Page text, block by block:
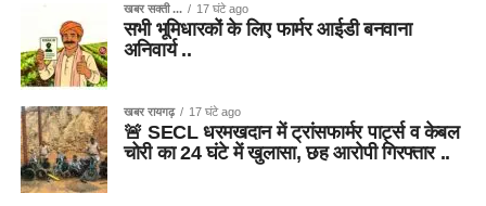
खबर सक्ती ... 17 घंटे ago
सभी भूमिधारकों के लिए फार्मर आईडी बनवाना
अनिवार्य ..
खबर रायगढ़ 17 घंटे ago
🚨 SECL धरमखदान में ट्रांसफार्मर पार्ट्स व केबल
चोरी का 24 घंटे में खुलासा, छह आरोपी गिरफ्तार ..